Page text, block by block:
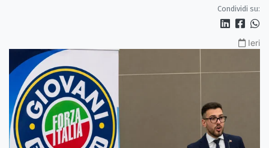
Condividi su:
Ieri